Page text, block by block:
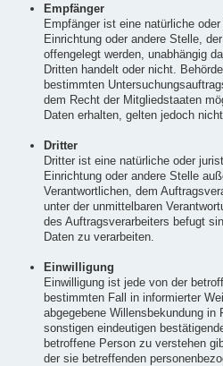
Empfänger
Empfänger ist eine natürliche
Einrichtung oder andere Stelle,
offengelegt werden, unabhängig
Dritten handelt oder nicht.
bestimmten
dem Recht der Mitgliedstaaten
Daten erhalten, gelten jedoch
Dritter
Dritter ist eine natürliche oder
Einrichtung oder andere Stelle
Verantwortlichen, dem
unter der unmittelbaren
des Auftragsverarbeiters befugt
Daten zu verarbeiten.
Einwilligung
Einwilligung ist jede von der
bestimmten Fall in informierter
abgegebene Willensbekundung in
sonstigen eindeutigen
betroffene Person zu verstehen
der sie betreffenden